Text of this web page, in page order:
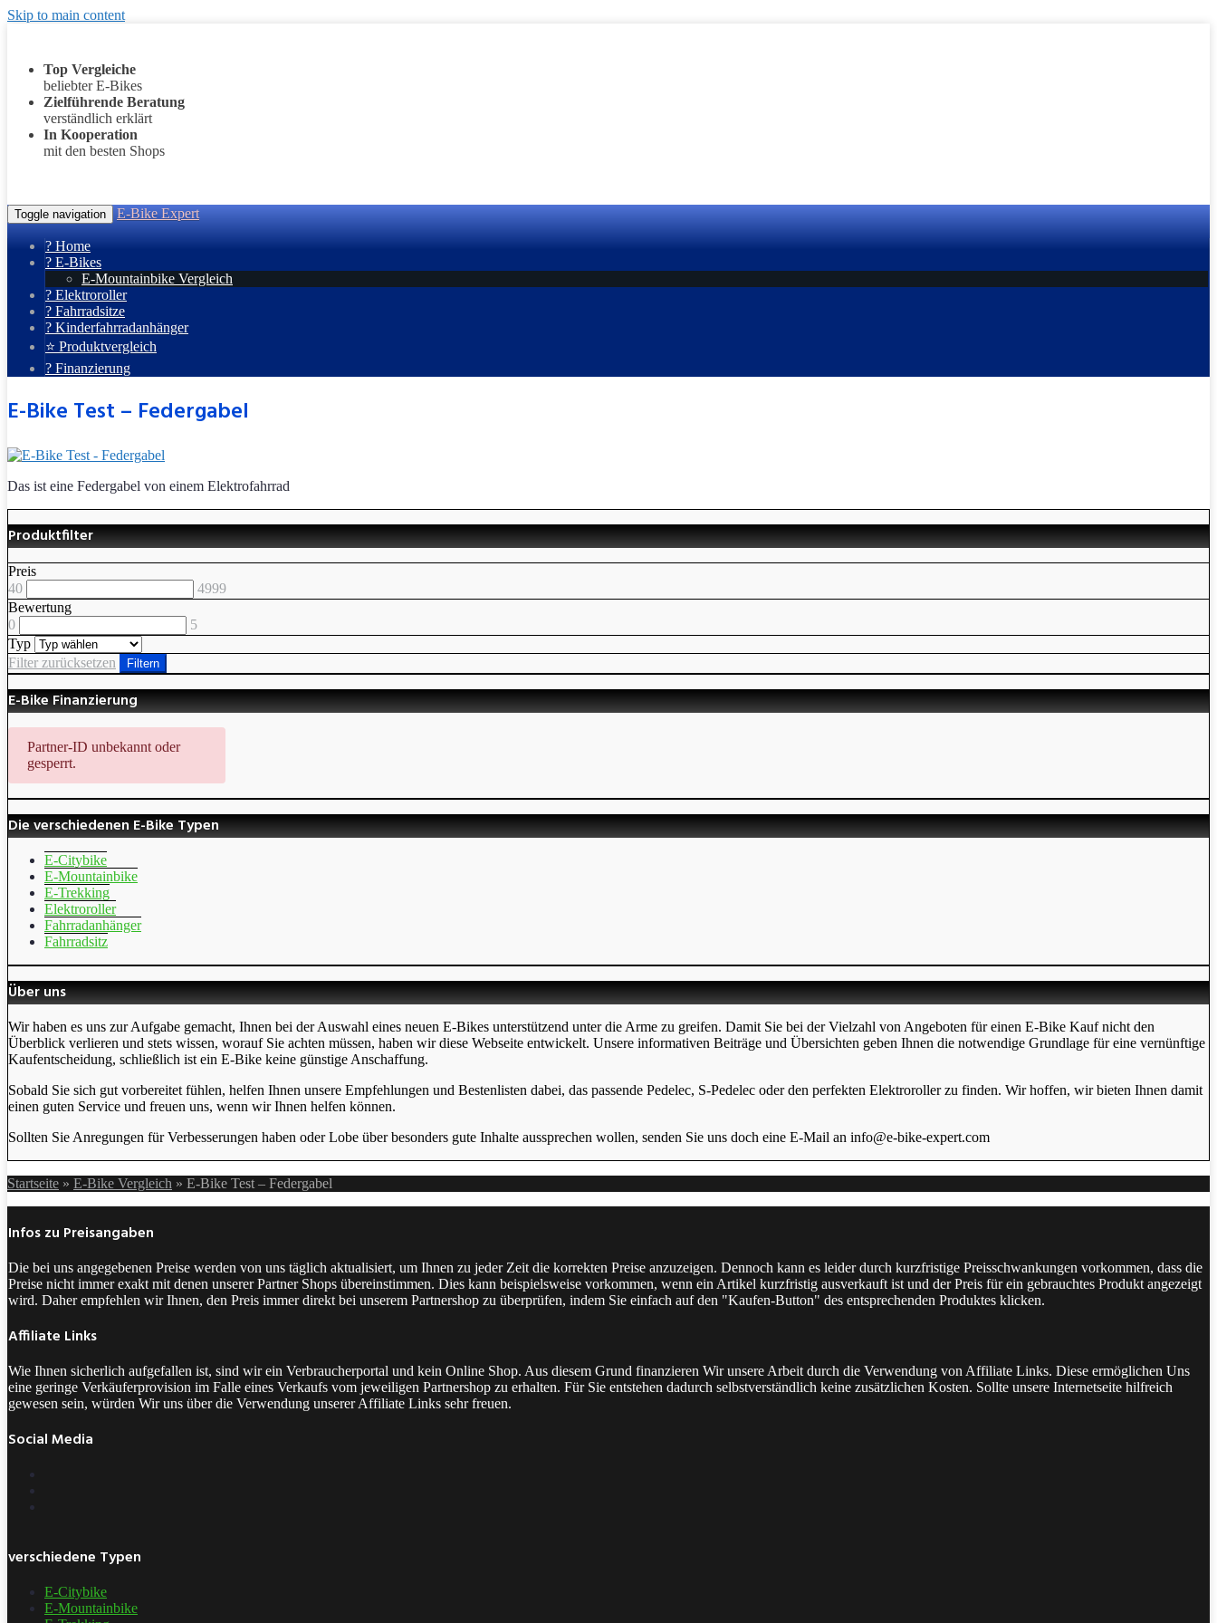
Skip to main content
Top Vergleiche
beliebter E-Bikes
Zielführende Beratung
verständlich erklärt
In Kooperation
mit den besten Shops
Toggle navigation E-Bike Expert
? Home
? E-Bikes
E-Mountainbike Vergleich
? Elektroroller
? Fahrradsitze
? Kinderfahrradanhänger
⭐ Produktvergleich
? Finanzierung
E-Bike Test – Federgabel
Das ist eine Federgabel von einem Elektrofahrrad
Produktfilter
Preis
40
4999
Bewertung
0
5
Typ
Filter zurücksetzen
Filtern
E-Bike Finanzierung
Partner-ID unbekannt oder
gesperrt.
Die verschiedenen E-Bike Typen
E-Citybike
E-Mountainbike
E-Trekking
Elektroroller
Fahrradanhänger
Fahrradsitz
Über uns
Wir haben es uns zur Aufgabe gemacht, Ihnen bei der Auswahl eines neuen E-Bikes unterstützend unter die Arme zu greifen. Damit Sie bei der Vielzahl von Angeboten für einen E-Bike Kauf nicht den
Überblick verlieren und stets wissen, worauf Sie achten müssen, haben wir diese Webseite entwickelt. Unsere informativen Beiträge und Übersichten geben Ihnen die notwendige Grundlage für eine vernünftige
Kaufentscheidung, schließlich ist ein E-Bike keine günstige Anschaffung.
Sobald Sie sich gut vorbereitet fühlen, helfen Ihnen unsere Empfehlungen und Bestenlisten dabei, das passende Pedelec, S-Pedelec oder den perfekten Elektroroller zu finden. Wir hoffen, wir bieten Ihnen damit
einen guten Service und freuen uns, wenn wir Ihnen helfen können.
Sollten Sie Anregungen für Verbesserungen haben oder Lobe über besonders gute Inhalte aussprechen wollen, senden Sie uns doch eine E-Mail an info@e-bike-expert.com
Startseite » E-Bike Vergleich » E-Bike Test – Federgabel
Infos zu Preisangaben
Die bei uns angegebenen Preise werden von uns täglich aktualisiert, um Ihnen zu jeder Zeit die korrekten Preise anzuzeigen. Dennoch kann es leider durch kurzfristige Preisschwankungen vorkommen, dass die
Preise nicht immer exakt mit denen unserer Partner Shops übereinstimmen. Dies kann beispielsweise vorkommen, wenn ein Artikel kurzfristig ausverkauft ist und der Preis für ein gebrauchtes Produkt angezeigt
wird. Daher empfehlen wir Ihnen, den Preis immer direkt bei unserem Partnershop zu überprüfen, indem Sie einfach auf den "Kaufen-Button" des entsprechenden Produktes klicken.
Affiliate Links
Wie Ihnen sicherlich aufgefallen ist, sind wir ein Verbraucherportal und kein Online Shop. Aus diesem Grund finanzieren Wir unsere Arbeit durch die Verwendung von Affiliate Links. Diese ermöglichen Uns
eine geringe Verkäuferprovision im Falle eines Verkaufs vom jeweiligen Partnershop zu erhalten. Für Sie entstehen dadurch selbstverständlich keine zusätzlichen Kosten. Sollte unsere Internetseite hilfreich
gewesen sein, würden Wir uns über die Verwendung unserer Affiliate Links sehr freuen.
Social Media
verschiedene Typen
E-Citybike
E-Mountainbike